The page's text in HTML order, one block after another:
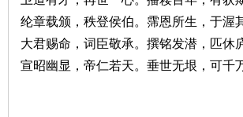
纶章载颁，秩登侯伯。霈恩所生，于渥
大君赐命，词臣敬承。撰铭发潜，匹休
宣昭幽显，帝仁若天。垂世无垠，可千